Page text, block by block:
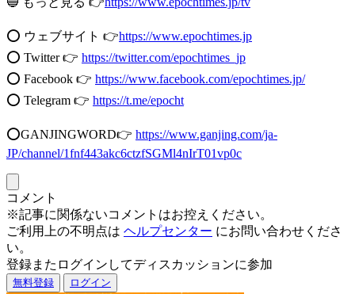
⭕️ ウェブサイト 👉https://www.epochtimes.jp​​
⭕️ Twitter 👉 https://twitter.com/epochtimes_jp
⭕️ Facebook 👉 https://www.facebook.com/epochtimes.jp/
⭕️ Telegram 👉 https://t.me/epocht
⭕️GANJINGWORD👉 https://www.ganjing.com/ja-
JP/channel/1fnf443akc6ctzfSGMl4nIrT01vp0c
コメント
※記事に関係ないコメントはお控えください。
ご利用上の不明点は ヘルプセンター にお問い合わせくださ
い。
登録またログインしてディスカッションに参加
無料登録 ログイン